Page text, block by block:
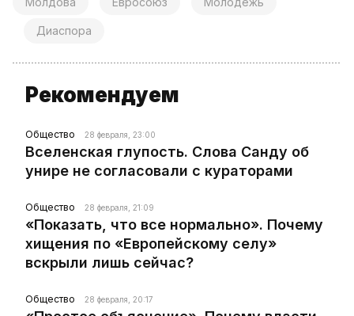
Диаспора
Рекомендуем
Общество 28 февраля, 23:00
Вселенская глупость. Слова Санду об
унире не согласовали с кураторами
Общество 28 февраля, 21:09
«Показать, что все нормально». Почему
хищения по «Европейскому селу»
вскрыли лишь сейчас?
Общество 28 февраля, 20:17